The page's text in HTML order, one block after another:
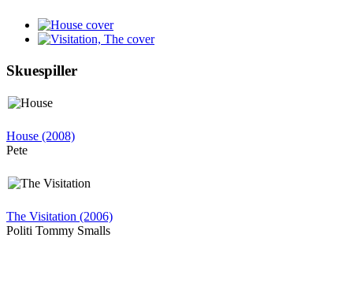
Skuespiller
House (2008)
Pete
The Visitation (2006)
Politi Tommy Smalls